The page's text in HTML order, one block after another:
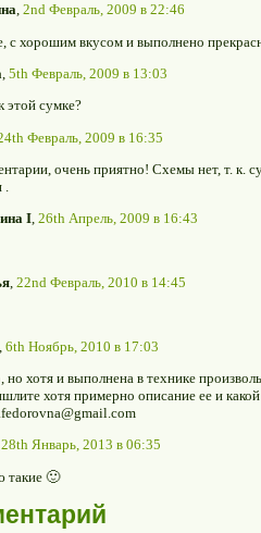
, 2nd Февраль, 2009 в 22:46
с хорошим вкусом и выполнено
5th Февраль, 2009 в 13:03
этой сумке?
Февраль, 2009 в 16:35
очень приятно! Схемы нет, т. к.
I, 26th Апрель, 2009 в 16:43
22nd Февраль, 2010 в 14:45
6th Ноябрь, 2010 в 17:03
хотя и выполнена в технике
хотя примерно описание ее и какой
28th Январь, 2013 в 06:35
такие 🙂